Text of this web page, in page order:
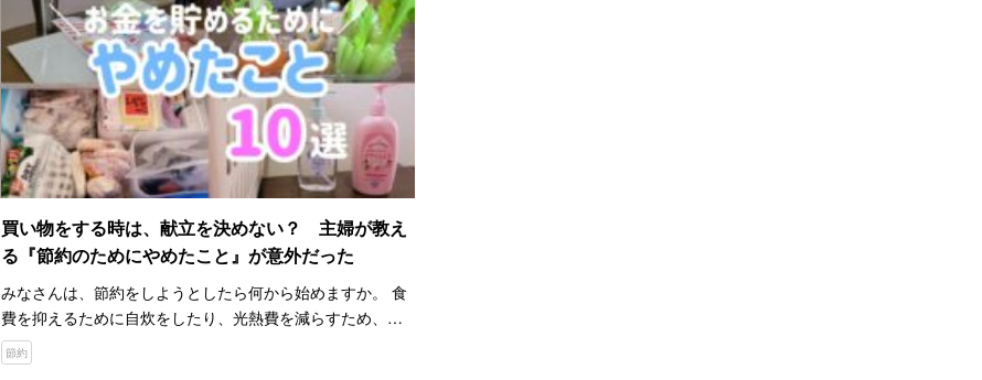
買い物をする時は、献立を決めない？ 主婦が教え
る『節約のためにやめたこと』が意外だった
みなさんは、節約をしようとしたら何から始めますか。 食
費を抑えるために自炊をしたり、光熱費を減らすため、エ
アコンの設定温度を見直したりするでしょう。 何か新しい
取り組みを始めるのもいいですが、日々の習慣に目を向
節約